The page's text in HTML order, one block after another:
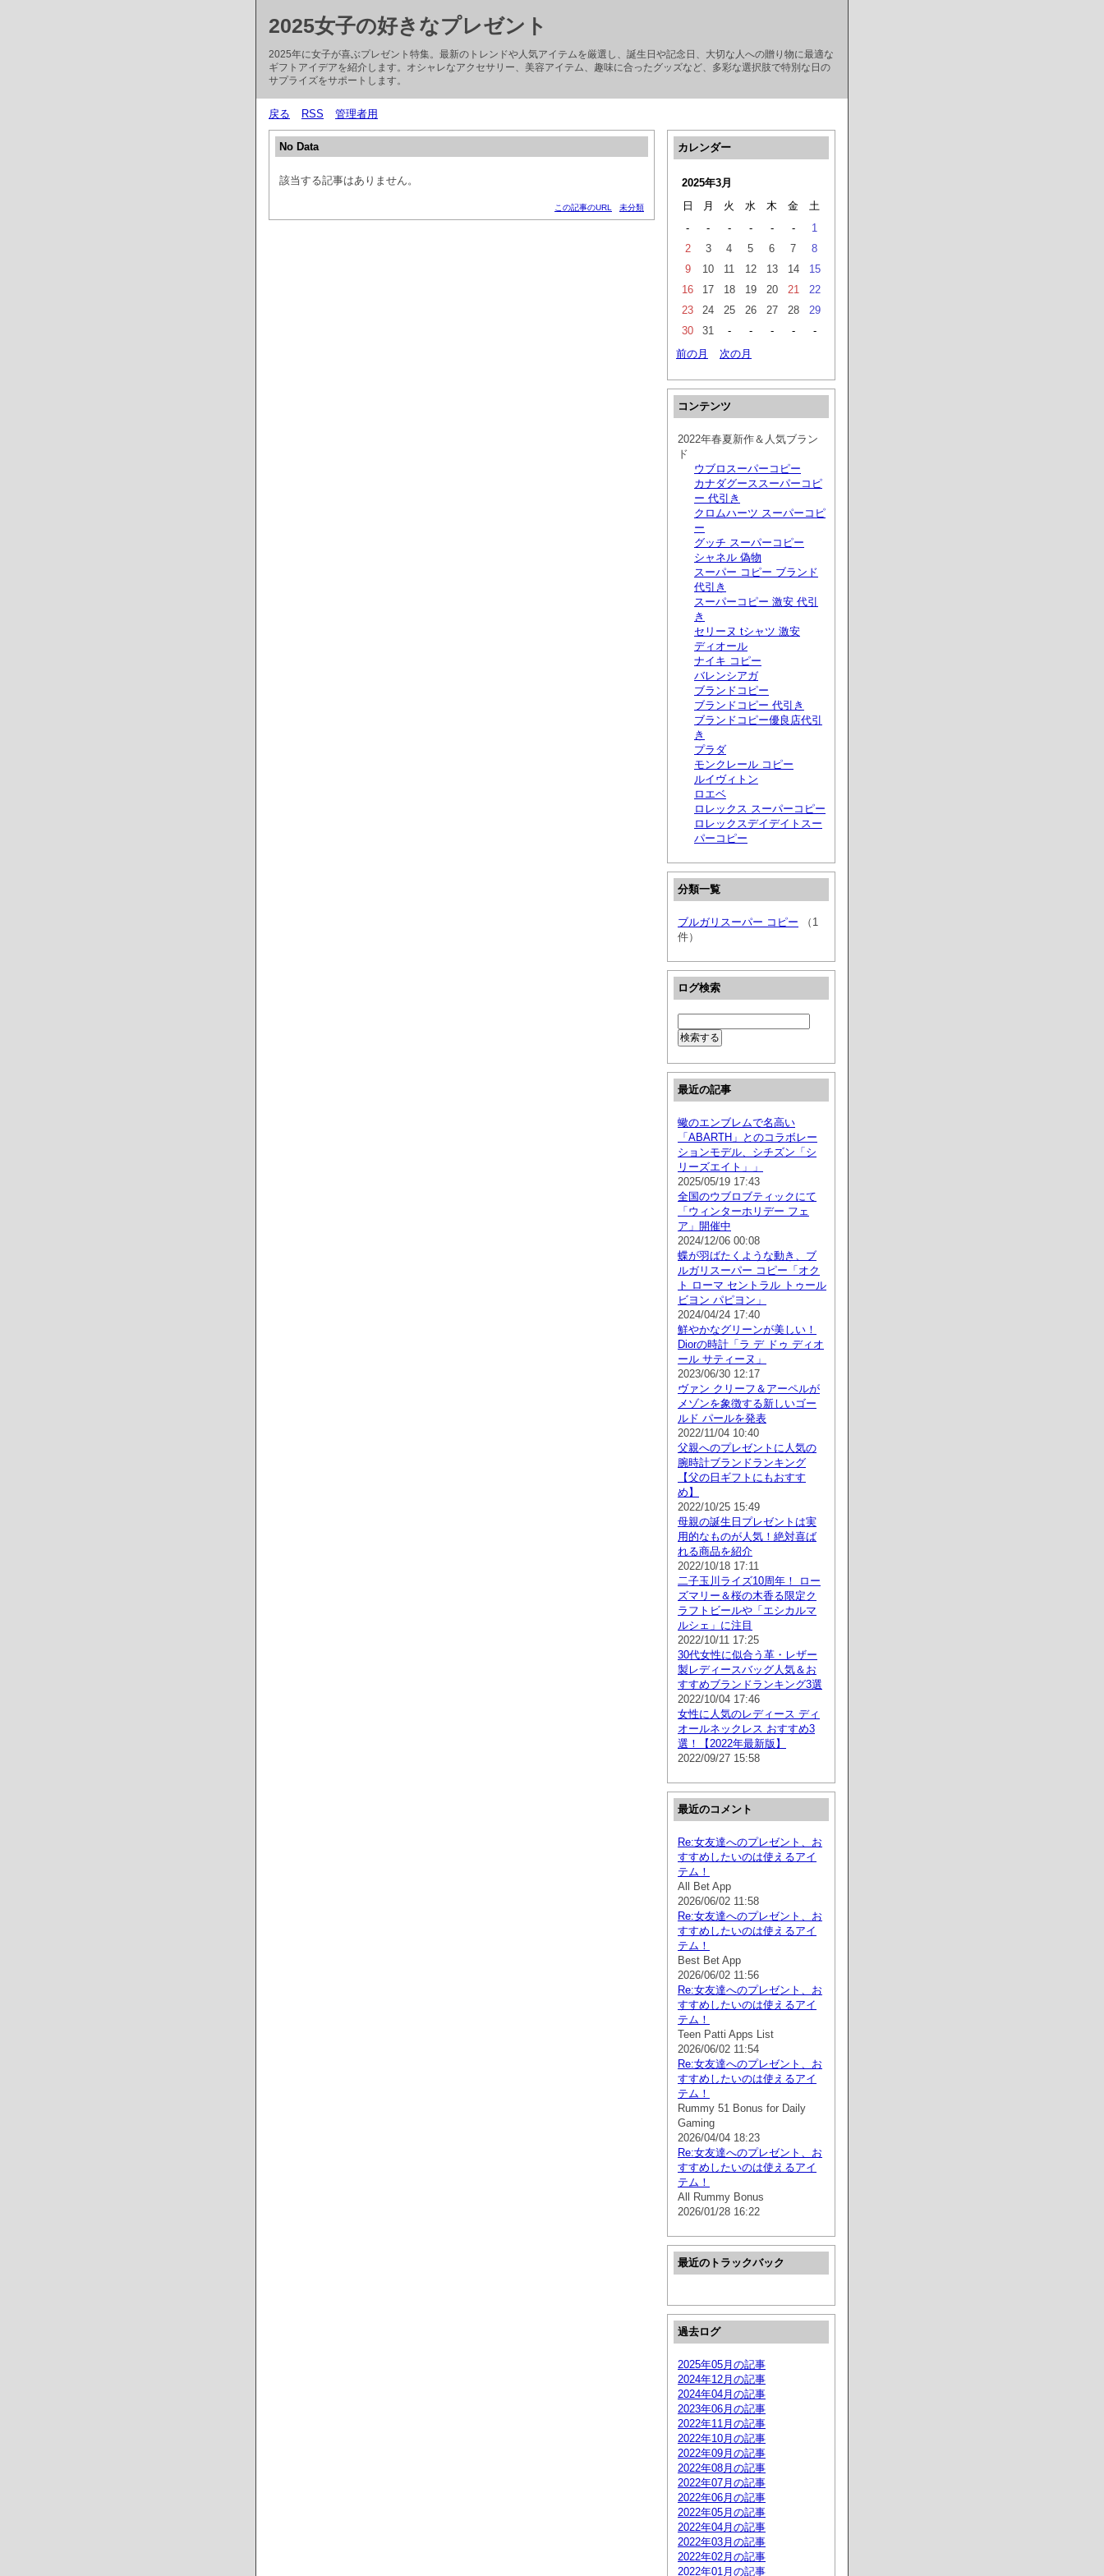
2025女子の好きなプレゼント
2025年に女子が喜ぶプレゼント特集。最新のトレンドや人気アイテムを厳選し、誕生日や記念日、大切な人への贈り物に最適な
ギフトアイデアを紹介します。オシャレなアクセサリー、美容アイテム、趣味に合ったグッズなど、多彩な選択肢で特別な日の
サプライズをサポートします。
戻る RSS 管理者用
No Data
該当する記事はありません。
この記事のURL 未分類
カレンダー
2025年3月
日
月 火 水 木 金
土
-
- - - - -
1
2
3 4 5 6 7
8
9
10 11 12 13 14
15
16
17 18 19 20 21
22
23
24 25 26 27 28
29
30
31 - - - -
-
前の月
次の月
コンテンツ
2022年春夏新作＆人気ブラン
ド
ウブロスーパーコピー
カナダグーススーパーコピ
ー 代引き
クロムハーツ スーパーコピ
ー
グッチ スーパーコピー
シャネル 偽物
スーパー コピー ブランド
代引き
スーパーコピー 激安 代引
き
セリーヌ tシャツ 激安
ディオール
ナイキ コピー
バレンシアガ
ブランドコピー
ブランドコピー 代引き
ブランドコピー優良店代引
き
プラダ
モンクレール コピー
ルイヴィトン
ロエベ
ロレックス スーパーコピー
ロレックスデイデイトスー
パーコピー
分類一覧
ブルガリスーパー コピー （1
件）
ログ検索
最近の記事
蠍のエンブレムで名高い
「ABARTH」とのコラボレー
ションモデル、シチズン「シ
リーズエイト」」
2025/05/19 17:43
全国のウブロブティックにて
「ウィンターホリデー フェ
ア」開催中
2024/12/06 00:08
蝶が羽ばたくような動き、ブ
ルガリスーパー コピー「オク
ト ローマ セントラル トゥール
ビヨン パピヨン」
2024/04/24 17:40
鮮やかなグリーンが美しい！
Diorの時計「ラ デ ドゥ ディオ
ール サティーヌ」
2023/06/30 12:17
ヴァン クリーフ＆アーペルが
メゾンを象徴する新しいゴー
ルド パールを発表
2022/11/04 10:40
父親へのプレゼントに人気の
腕時計ブランドランキング
【父の日ギフトにもおすす
め】
2022/10/25 15:49
母親の誕生日プレゼントは実
用的なものが人気！絶対喜ば
れる商品を紹介
2022/10/18 17:11
二子玉川ライズ10周年！ ロー
ズマリー＆桜の木香る限定ク
ラフトビールや「エシカルマ
ルシェ」に注目
2022/10/11 17:25
30代女性に似合う革・レザー
製レディースバッグ人気＆お
すすめブランドランキング3選
2022/10/04 17:46
女性に人気のレディース ディ
オールネックレス おすすめ3
選！【2022年最新版】
2022/09/27 15:58
最近のコメント
Re:女友達へのプレゼント、お
すすめしたいのは使えるアイ
テム！
All Bet App
2026/06/02 11:58
Re:女友達へのプレゼント、お
すすめしたいのは使えるアイ
テム！
Best Bet App
2026/06/02 11:56
Re:女友達へのプレゼント、お
すすめしたいのは使えるアイ
テム！
Teen Patti Apps List
2026/06/02 11:54
Re:女友達へのプレゼント、お
すすめしたいのは使えるアイ
テム！
Rummy 51 Bonus for Daily
Gaming
2026/04/04 18:23
Re:女友達へのプレゼント、お
すすめしたいのは使えるアイ
テム！
All Rummy Bonus
2026/01/28 16:22
最近のトラックバック
過去ログ
2025年05月の記事
2024年12月の記事
2024年04月の記事
2023年06月の記事
2022年11月の記事
2022年10月の記事
2022年09月の記事
2022年08月の記事
2022年07月の記事
2022年06月の記事
2022年05月の記事
2022年04月の記事
2022年03月の記事
2022年02月の記事
2022年01月の記事